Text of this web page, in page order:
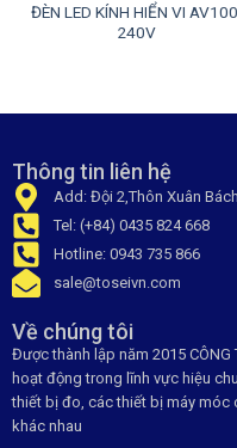
ĐÈN LED KÍNH HIỂN VI
240V
Thông tin liên hệ
Add: Đội 2,Thôn Xuân
Tel: (+84) 0435 824 668
Hotline: 0943 735 866
sale@toseivn.com
Về chúng tôi
Được thành lập năm 2015 CÔNG
hoạt động trong lĩnh vực hiệu
thiết bị đo, các thiết bị máy móc
khác nhau